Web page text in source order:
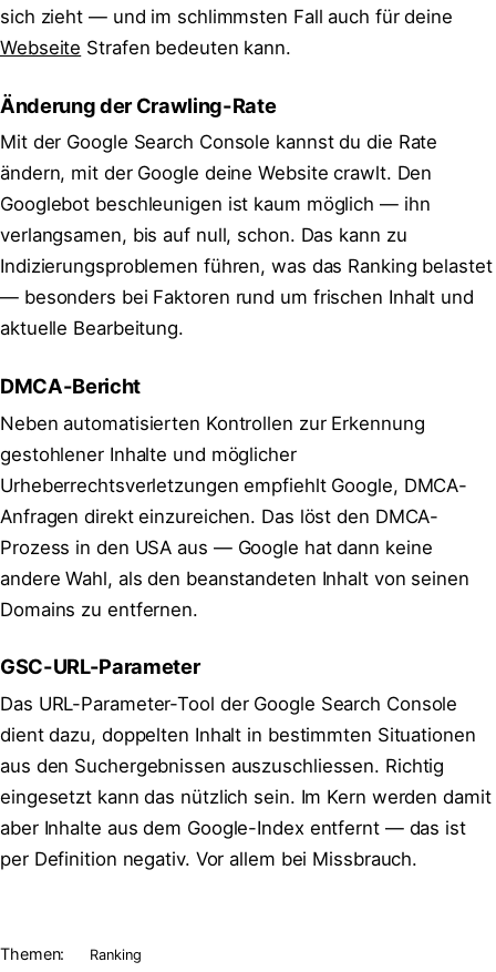
sich zieht — und im schlimmsten Fall auch für deine
Webseite Strafen bedeuten kann.
Änderung der Crawling-Rate
Mit der Google Search Console kannst du die Rate
ändern, mit der Google deine Website crawlt. Den
Googlebot beschleunigen ist kaum möglich — ihn
verlangsamen, bis auf null, schon. Das kann zu
Indizierungsproblemen führen, was das Ranking belastet
— besonders bei Faktoren rund um frischen Inhalt und
aktuelle Bearbeitung.
DMCA-Bericht
Neben automatisierten Kontrollen zur Erkennung
gestohlener Inhalte und möglicher
Urheberrechtsverletzungen empfiehlt Google, DMCA-
Anfragen direkt einzureichen. Das löst den DMCA-
Prozess in den USA aus — Google hat dann keine
andere Wahl, als den beanstandeten Inhalt von seinen
Domains zu entfernen.
GSC-URL-Parameter
Das URL-Parameter-Tool der Google Search Console
dient dazu, doppelten Inhalt in bestimmten Situationen
aus den Suchergebnissen auszuschliessen. Richtig
eingesetzt kann das nützlich sein. Im Kern werden damit
aber Inhalte aus dem Google-Index entfernt — das ist
per Definition negativ. Vor allem bei Missbrauch.
Themen: Ranking